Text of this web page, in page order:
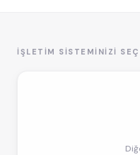
İŞLETIM SISTEMINIZI